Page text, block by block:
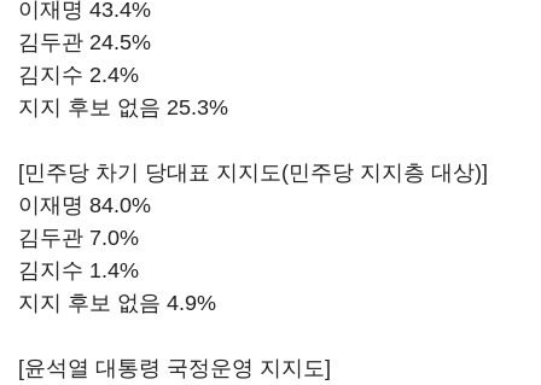
이재명 43.4%
김두관 24.5%
김지수 2.4%
지지 후보 없음 25.3%
[민주당 차기 당대표 지지도(민주당 지지층 대상)]
이재명 84.0%
김두관 7.0%
김지수 1.4%
지지 후보 없음 4.9%
[윤석열 대통령 국정운영 지지도]